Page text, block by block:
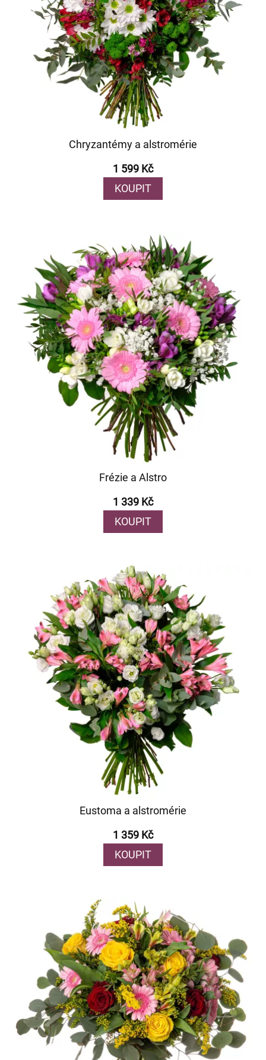
Chryzantémy a alstromérie
1 599 Kč
KOUPIT
Frézie a Alstro
1 339 Kč
KOUPIT
Eustoma a alstromérie
1 359 Kč
KOUPIT